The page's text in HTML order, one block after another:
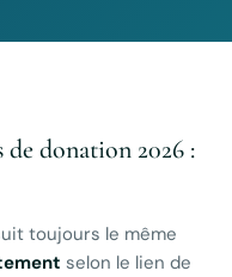
donation 2026 :
toujours le même
selon le lien de